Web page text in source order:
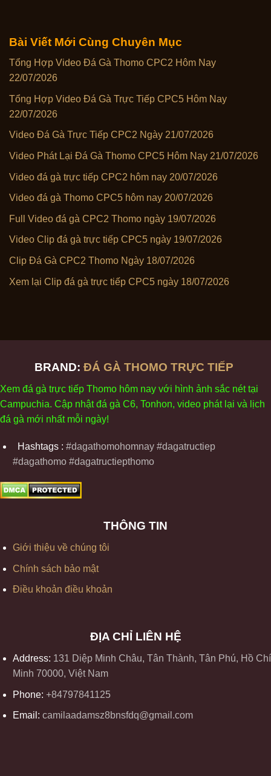
Bài Viết Mới Cùng Chuyên Mục
Tổng Hợp Video Đá Gà Thomo CPC2 Hôm Nay
22/07/2026
Tổng Hợp Video Đá Gà Trực Tiếp CPC5 Hôm Nay
22/07/2026
Video Đá Gà Trực Tiếp CPC2 Ngày 21/07/2026
Video Phát Lại Đá Gà Thomo CPC5 Hôm Nay 21/07/2026
Video đá gà trực tiếp CPC2 hôm nay 20/07/2026
Video đá gà Thomo CPC5 hôm nay 20/07/2026
Full Video đá gà CPC2 Thomo ngày 19/07/2026
Video Clip đá gà trực tiếp CPC5 ngày 19/07/2026
Clip Đá Gà CPC2 Thomo Ngày 18/07/2026
Xem lại Clip đá gà trực tiếp CPC5 ngày 18/07/2026
BRAND: ĐÁ GÀ THOMO TRỰC TIẾP
Xem đá gà trực tiếp Thomo hôm nay với hình ảnh sắc néttại
Campuchia. Cập nhậtđá gà C6, Tonhon, video phátl ại và ịch
đá gà mới nhất mỗi ngày!
Hashtags : #dagathomohomnay #dagatructiep
#dagathomo #dagatructiepthomo
THÔNG TIN
Giới thiệu về chúng tôi
Chính sách bảo mật
Điều khoản điều khoản
ĐỊA CHỈ LIÊN HỆ
Address: 131 Diệp Minh Châu, Tân Thành, Tân Phú, Hồ Chí
Minh 70000, Việt Nam
Phone: +84797841125
Email: camilaadamsz8bnsfdq@gmail.com